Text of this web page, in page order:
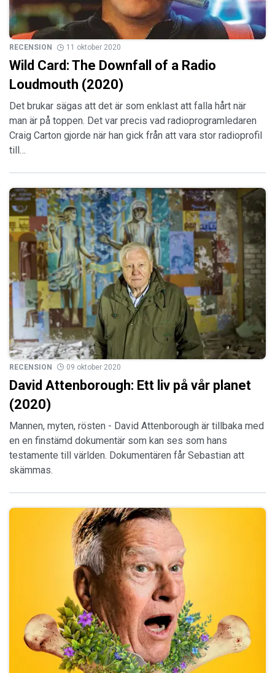
RECENSION 11 oktober 2020
Wild Card: The Downfall of a Radio
Loudmouth (2020)
Det brukar sägas att det är som enklast att falla hårt när
man är på toppen. Det var precis vad radioprogramledaren
Craig Carton gjorde när han gick från att vara stor radioprofil
till…
RECENSION 09 oktober 2020
David Attenborough: Ett liv på vår planet
(2020)
Mannen, myten, rösten - David Attenborough är tillbaka med
en en finstämd dokumentär som kan ses som hans
testamente till världen. Dokumentären får Sebastian att
skämmas.